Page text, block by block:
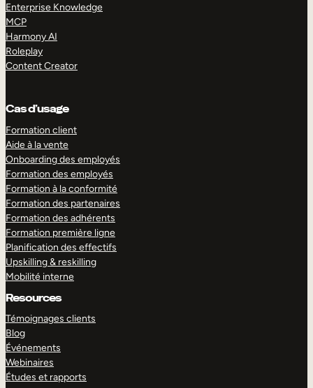
Enterprise Knowledge
MCP
Harmony AI
Roleplay
Content Creator
Cas d’usage
Formation client
Aide à la vente
Onboarding des employés
Formation des employés
Formation à la conformité
Formation des partenaires
Formation des adhérents
Formation première ligne
Planification des effectifs
Upskilling & reskilling
Mobilité interne
Resources
Témoignages clients
Blog
Événements
Webinaires
Études et rapports